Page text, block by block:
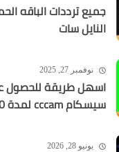
النايل سات
نوفمبر 27, 2025
اسهل طريقة للحصول
سيسكام cccam لمدة 10 ايام مجانآ
يونيو 28, 2026